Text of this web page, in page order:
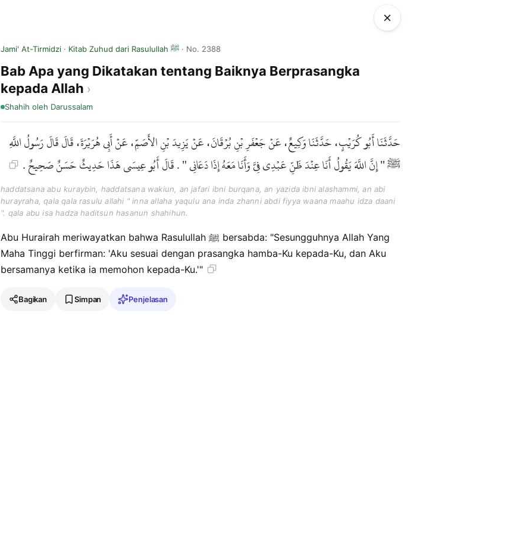
Jami' At-Tirmidzi · Kitab Zuhud dari Rasulullah ﷺ · No. 2388
Bab Apa yang Dikatakan tentang Baiknya Berprasangka
kepada Allah
Shahih oleh Darussalam
حَدَّثَنَا أَبُو كُرَيْبٍ، حَدَّثَنَا وَكِيعٌ، عَنْ جَعْفَرِ بْنِ بُرْقَانَ، عَنْ يَزِيدَ بْنِ الأَصَمِّ، عَنْ أَبِي هُرَيْرَةَ، قَالَ قَالَ رَسُولُ اللَّهِ
ﷺ " إِنَّ اللَّهَ يَقُولُ أَنَا عِنْدَ ظَنِّ عَبْدِي فِيَّ وَأَنَا مَعَهُ إِذَا دَعَانِي " . قَالَ أَبُو عِيسَى هَذَا حَدِيثٌ حَسَنٌ صَحِيحٌ .
haddatsana abu kuraybin, haddatsana wakiun, an jafari ibni burqana, an yazida ibni alashammi, an abi
hurayraha, qala qala rasulu allahi " inna allaha yaqulu ana inda zhanni abdi fiyya waana maahu idza daani
". qala abu isa hadza haditsun hasanun shahihun.
Abu Hurairah meriwayatkan bahwa Rasulullah ﷺ bersabda: "Sesungguhnya Allah Yang
Maha Tinggi berfirman: 'Aku sesuai dengan prasangka hamba-Ku kepada-Ku, dan Aku
bersamanya ketika ia memohon kepada-Ku.'"
Bagikan Simpan Penjelasan